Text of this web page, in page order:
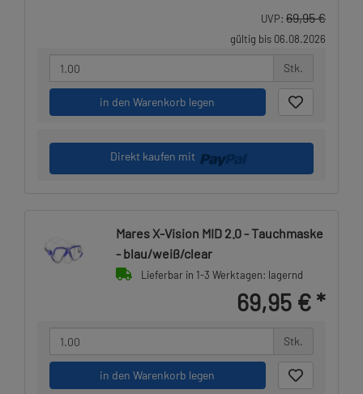
UVP: 69,95 €
gültig bis 06.08.2026
Stk.
in den Warenkorb legen
Direkt kaufen mit
Mares X-Vision MID 2.0 - Tauchmaske
- blau/weiß/clear
Lieferbar in 1-3 Werktagen: lagernd
69,95 € *
Stk.
in den Warenkorb legen